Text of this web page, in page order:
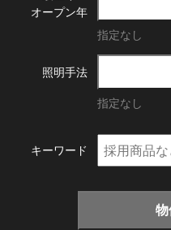
オープン年
指定なし
照明手法
指定なし
キーワード